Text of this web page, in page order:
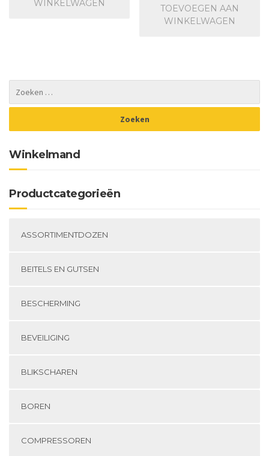
WINKELWAGEN
TOEVOEGEN AAN
WINKELWAGEN
Winkelmand
Productcategorieën
ASSORTIMENTDOZEN
BEITELS EN GUTSEN
BESCHERMING
BEVEILIGING
BLIKSCHAREN
BOREN
COMPRESSOREN